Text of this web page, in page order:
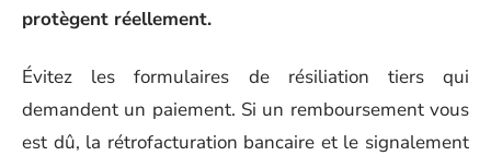
protègent réellement.
Évitez les formulaires de résiliation tiers qui
demandent un paiement. Si un remboursement vous
est dû, la rétrofacturation bancaire et le signalement